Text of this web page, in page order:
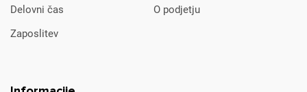
Delovni čas
O podjetju
Zaposlitev